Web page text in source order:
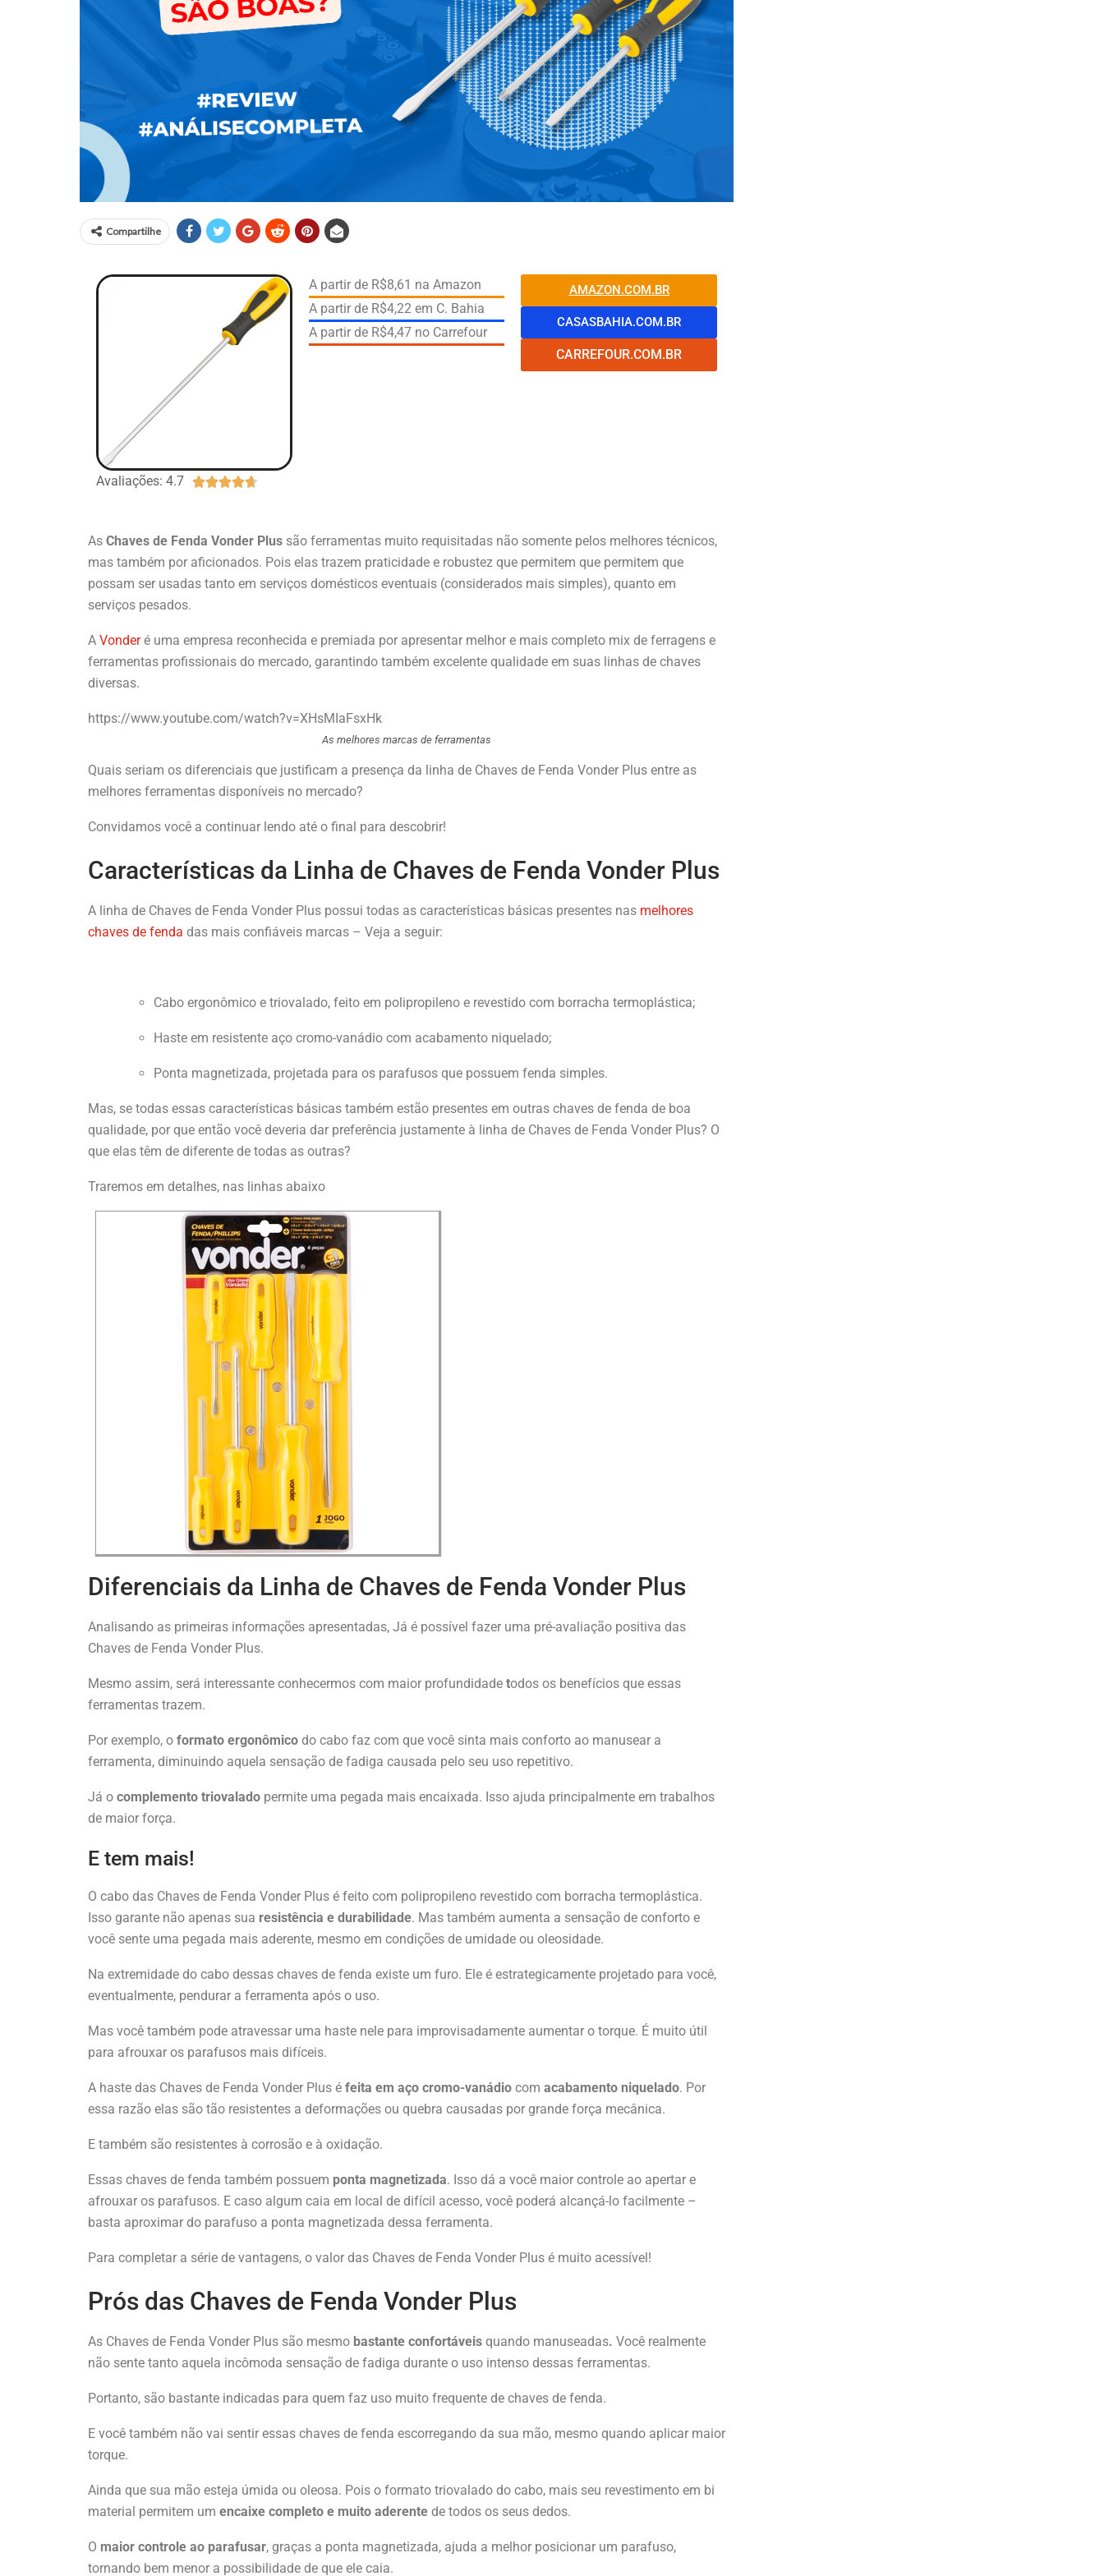
Compartilhe
Avaliações: 4.7 
A partir de R$8,61 na Amazon
A partir de R$4,22 em C. Bahia
A partir de R$4,47 no Carrefour
AMAZON.COM.BR
CASASBAHIA.COM.BR
CARREFOUR.COM.BR
As Chaves de Fenda Vonder Plus são ferramentas muito requisitadas não somente pelos melhores técnicos,
mas também por aficionados. Pois elas trazem praticidade e robustez que permitem que permitem que
possam ser usadas tanto em serviços domésticos eventuais (considerados mais simples), quanto em
serviços pesados.
A Vonderé uma empresa reconhecida e premiada por apresentar melhor e mais completo mix de ferragens e
ferramentas profissionais do mercado, garantindo também excelente qualidade em suas linhas de chaves
diversas.
https://www.youtube.com/watch?v=XHsMIaFsxHk
As melhores marcas de ferramentas
Quais seriam os diferenciais que justificam a presença da linha de Chaves de Fenda Vonder Plus entre as
melhores ferramentas disponíveis no mercado?
Convidamos você a continuar lendo até o final para descobrir!
Características da Linha de Chaves de Fenda Vonder Plus
A linha de Chaves de Fenda Vonder Plus possui todas as características básicas presentes nas melhores
chaves de fenda das mais confiáveis marcas – Veja a seguir:
Cabo ergonômico e triovalado, feito em polipropileno e revestido com borracha termoplástica;
Haste em resistente aço cromo-vanádio com acabamento niquelado;
Ponta magnetizada, projetada para os parafusos que possuem fenda simples.
Mas, se todas essas características básicas também estão presentes em outras chaves de fenda de boa
qualidade, por que então você deveria dar preferência justamente à linha de Chaves de Fenda Vonder Plus? O
que elas têm de diferente de todas as outras?
Traremos em detalhes, nas linhas abaixo
Diferenciais da Linha de Chaves de Fenda Vonder Plus
Analisando as primeiras informações apresentadas, Já é possível fazer uma pré-avaliação positiva das
Chaves de Fenda Vonder Plus.
Mesmo assim, será interessante conhecermos com maior profundidade todos os benefícios que essas
ferramentas trazem.
Por exemplo, o formato ergonômico do cabo faz com que você sinta mais conforto ao manusear a
ferramenta, diminuindo aquela sensação de fadiga causada pelo seu uso repetitivo.
Já o complemento triovalado permite uma pegada mais encaixada. Isso ajuda principalmente em trabalhos
de maior força.
E tem mais!
O cabo das Chaves de Fenda Vonder Plus é feito com polipropileno revestido com borracha termoplástica.
Isso garante não apenas sua resistência e durabilidade. Mas também aumenta a sensação de conforto e
você sente uma pegada mais aderente, mesmo em condições de umidade ou oleosidade.
Na extremidade do cabo dessas chaves de fenda existe um furo. Ele é estrategicamente projetado para você,
eventualmente, pendurar a ferramenta após o uso.
Mas você também pode atravessar uma haste nele para improvisadamente aumentar o torque. É muito útil
para afrouxar os parafusos mais difíceis.
A haste das Chaves de Fenda Vonder Plus é feita em aço cromo-vanádio com acabamento niquelado. Por
essa razão elas são tão resistentes a deformações ou quebra causadas por grande força mecânica.
E também são resistentes à corrosão e à oxidação.
Essas chaves de fenda também possuem ponta magnetizada. Isso dá a você maior controle ao apertar e
afrouxar os parafusos. E caso algum caia em local de difícil acesso, você poderá alcançá-lo facilmente –
basta aproximar do parafuso a ponta magnetizada dessa ferramenta.
Para completar a série de vantagens, o valor das Chaves de Fenda Vonder Plus é muito acessível!
Prós das Chaves de Fenda Vonder Plus
As Chaves de Fenda Vonder Plus são mesmo bastante confortáveis quando manuseadas. Você realmente
não sente tanto aquela incômoda sensação de fadiga durante o uso intenso dessas ferramentas.
Portanto, são bastante indicadas para quem faz uso muito frequente de chaves de fenda.
E você também não vai sentir essas chaves de fenda escorregando da sua mão, mesmo quando aplicar maior
torque.
Ainda que sua mão esteja úmida ou oleosa. Pois o formato triovalado do cabo, mais seu revestimento em bi
material permitem um encaixe completo e muito aderente de todos os seus dedos.
O maior controle ao parafusar, graças a ponta magnetizada, ajuda a melhor posicionar um parafuso,
tornando bem menor a possibilidade de que ele caia.